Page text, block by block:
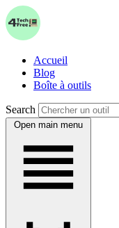
Accueil
Blog
Boîte à outils
Search
Open main menu